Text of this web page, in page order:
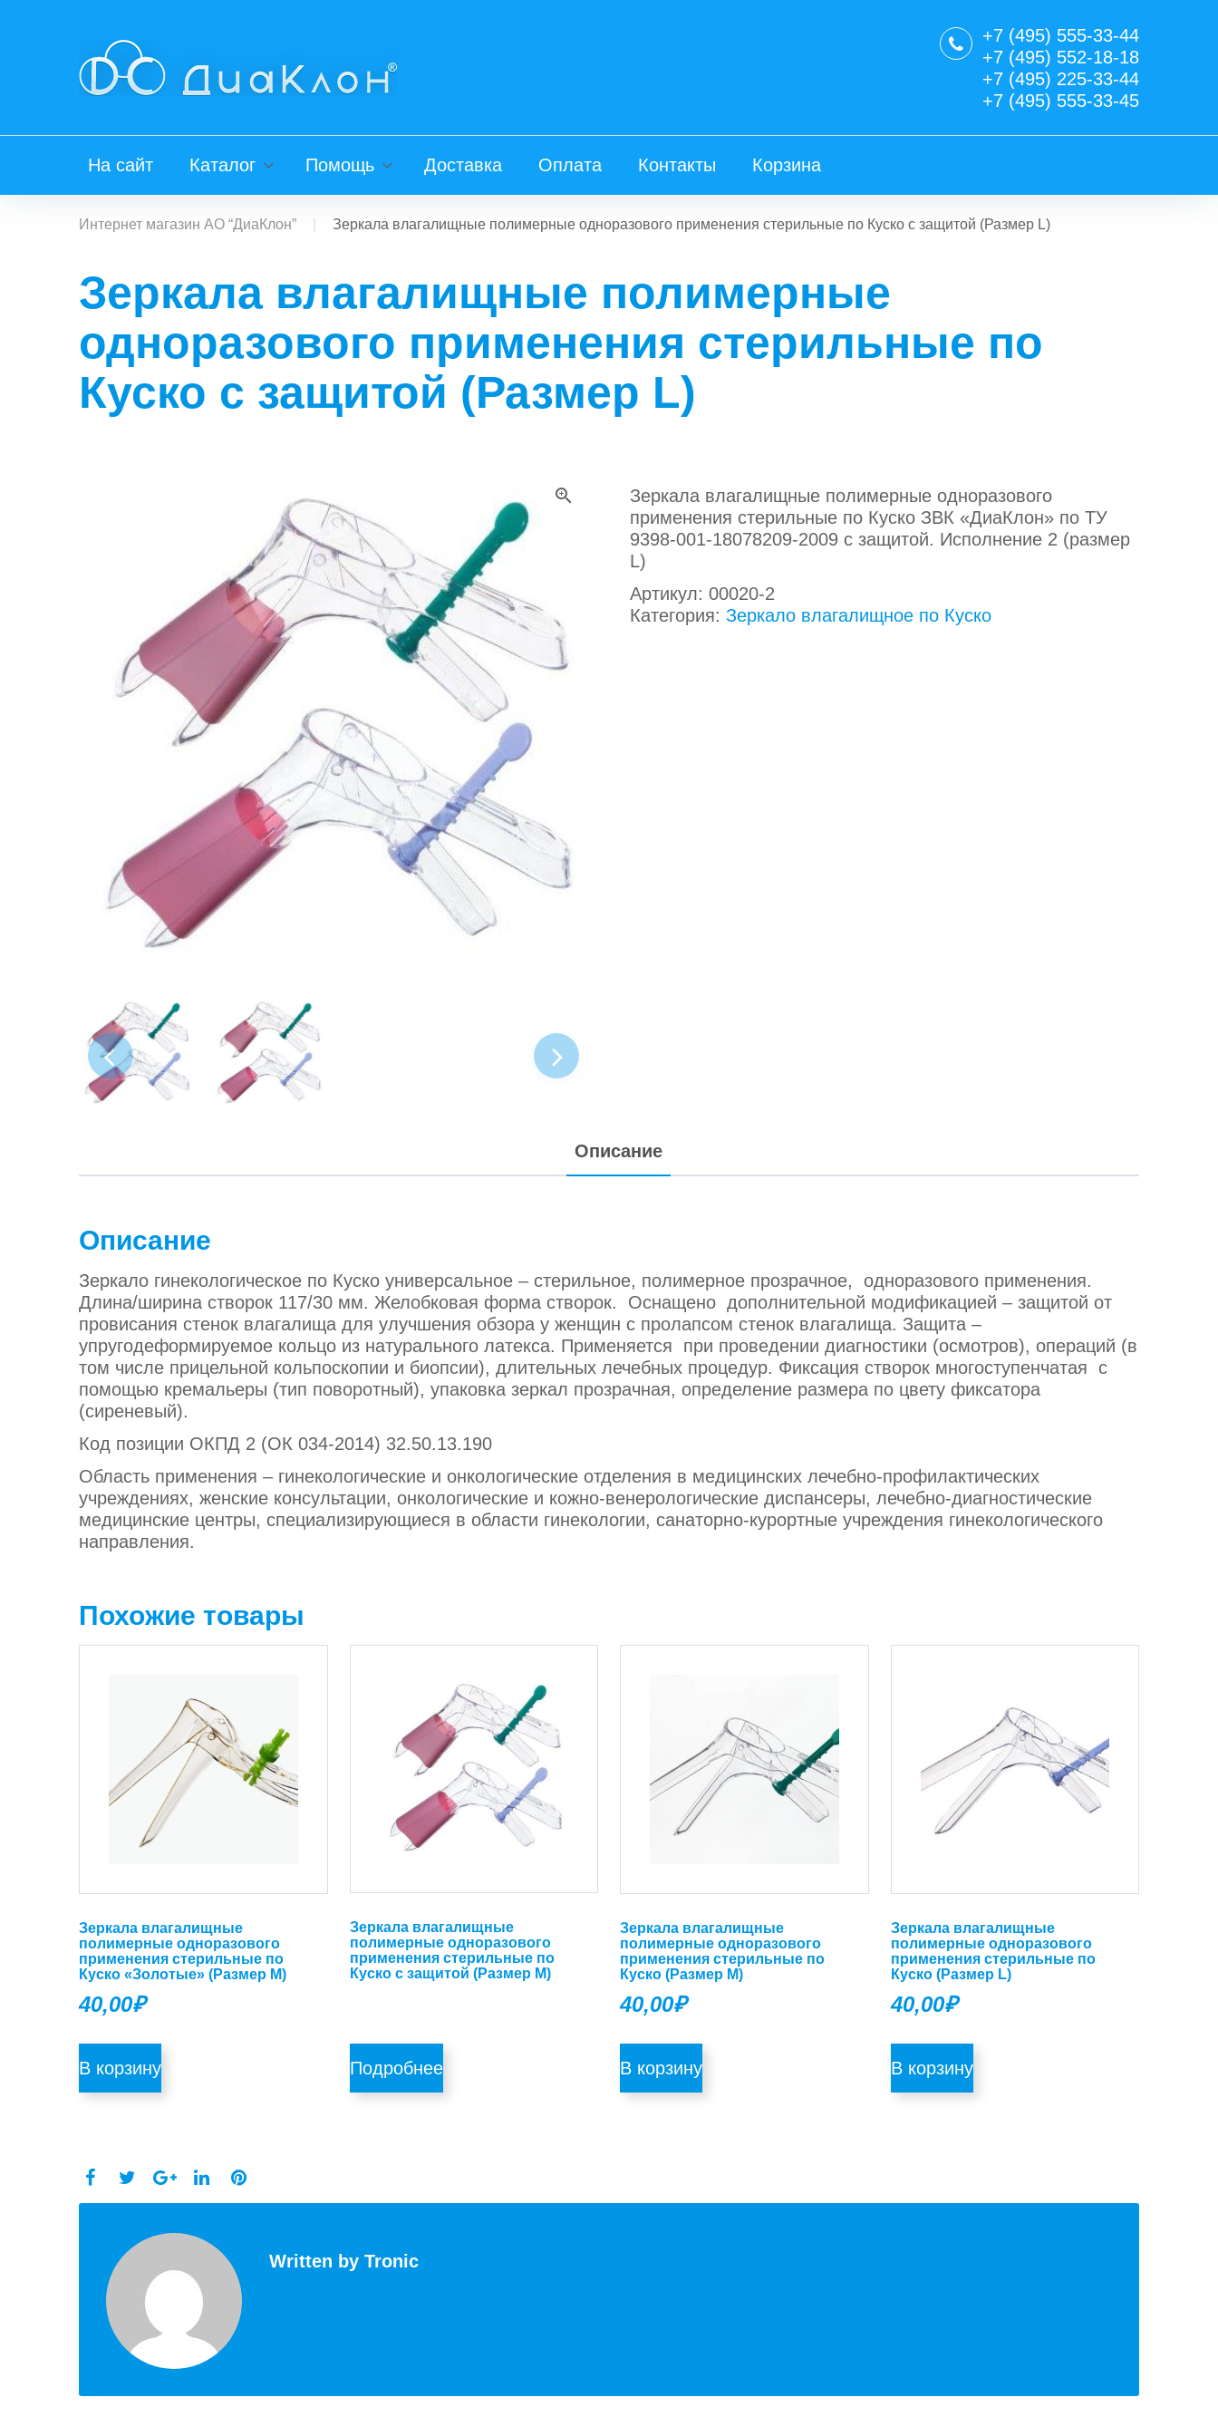
+7 (495) 555-33-44
+7 (495) 552-18-18
+7 (495) 225-33-44
+7 (495) 555-33-45
На сайт Каталог Помощь Доставка Оплата Контакты Корзина
Интернет магазин АО “ДиаКлон” Зеркала влагалищные полимерные одноразового применения стерильные по Куско с защитой (Размер L)
Зеркала влагалищные полимерные
одноразового применения стерильные по
Куско с защитой (Размер L)
zoom_in
Зеркала влагалищные полимерные одноразового
применения стерильные по Куско ЗВК «ДиаКлон» по ТУ
9398-001-18078209-2009 с защитой. Исполнение 2 (размер
L)
Артикул:00020-2
Категория:Зеркало влагалищное по Куско
Описание
Описание
Зеркало гинекологическое по Куско универсальное – стерильное, полимерное прозрачное, одноразового применения.
Длина/ширина створок 117/30 мм. Желобковая форма створок. Оснащено дополнительной модификацией – защитой от
провисания стенок влагалища для улучшения обзора у женщин с пролапсом стенок влагалища. Защита –
упругодеформируемое кольцо из натурального латекса. Применяется при проведении диагностики (осмотров), операций (в
том числе прицельной кольпоскопии и биопсии), длительных лечебных процедур. Фиксация створок многоступенчатая с
помощью кремальеры (тип поворотный), упаковка зеркал прозрачная, определение размера по цвету фиксатора
(сиреневый).
Код позиции ОКПД 2 (ОК 034-2014) 32.50.13.190
Область применения – гинекологические и онкологические отделения в медицинских лечебно-профилактических
учреждениях, женские консультации, онкологические и кожно-венерологические диспансеры, лечебно-диагностические
медицинские центры, специализирующиеся в области гинекологии, санаторно-курортные учреждения гинекологического
направления.
Похожие товары
Зеркала влагалищные
полимерные одноразового
применения стерильные по
Куско «Золотые» (Размер М)
40,00₽
В корзину
Зеркала влагалищные
полимерные одноразового
применения стерильные по
Куско с защитой (Размер М)
Подробнее
Зеркала влагалищные
полимерные одноразового
применения стерильные по
Куско (Размер М)
40,00₽
В корзину
Зеркала влагалищные
полимерные одноразового
применения стерильные по
Куско (Размер L)
40,00₽
В корзину
Facebook
Twitter
Google+
LinkedInPinterest
Written by Tronic